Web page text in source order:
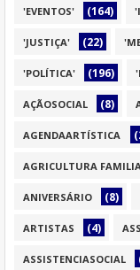
'EVENTOS' (164)
'JUSTIÇA' (22)
'POLÍTICA' (196)
AÇÃOSOCIAL (8)
AGENDAARTÍSTICA
AGRICULTURA
ANIVERSÁRIO (8)
ARTISTAS (4)
ASSISTENCIASOCIAL